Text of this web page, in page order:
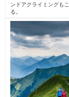
DOMINATOR
United
States